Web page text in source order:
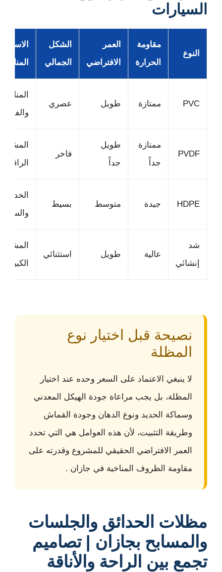
السيارات
النوع
مقاومة
الحرارة
العمر
الافتراضي
الشكل
الجمالي
PVC ممتازة طويل عصري
المنازل
والفلل
PVDF
ممتازة
جداً
طويل
جداً
فاخر
الراقية
HDPE جيدة متوسط بسيط
الحدائق
شد
إنشائي
عالية طويل استثنائي
الكبيرة
نصيحة قبل اختيار نوع
المظلة
لا ينبغي الاعتماد على السعر وحده عند اختيار
المظلة، بل يجب مراعاة جودة الهيكل المعدني
وسماكة الحديد ونوع الدهان وجودة القماش
وطريقة التثبيت، لأن هذه العوامل هي التي تحدد
العمر الافتراضي الحقيقي للمشروع وقدرته على
مقاومة الظروف المناخية في جازان .
مظلات الحدائق والجلسات
والمسابح بجازان | تصاميم
تجمع بين الراحة والأناقة